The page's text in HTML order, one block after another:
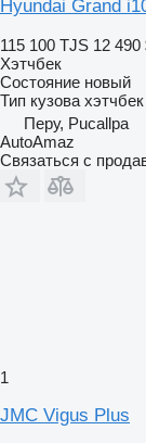
Hyundai Grand
115 100 TJS 12 490
Хэтчбек
Состояние новый
Тип кузова хэтчбек
Перу, Pucallpa
AutoAmaz
Связаться с
1
JMC Vigus Plus